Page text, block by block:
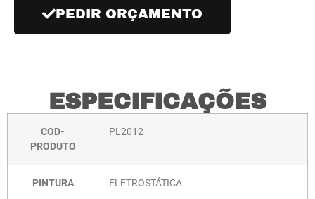
PEDIR ORÇAMENTO
ESPECIFICAÇÕES
COD-
PRODUTO
PL2012
PINTURA ELETROSTÁTICA